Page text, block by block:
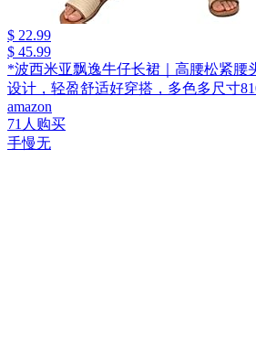
$ 22.99
$ 45.99
*波西米亚飘逸牛仔长裙｜高腰松紧腰
设计，轻盈舒适好穿搭，多色多尺寸
amazon
71人购买
手慢无